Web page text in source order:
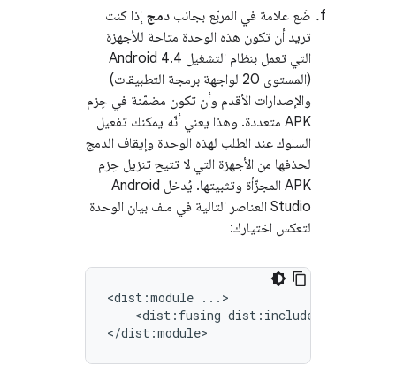
ضَع علامة في المربّع بجانب دمج إذا كنت
تريد أن تكون هذه الوحدة متاحة للأجهزة
التي تعمل بنظام التشغيل Android 4.4
(المستوى 20 لواجهة برمجة التطبيقات)
والإصدارات الأقدم وأن تكون مضمّنة في حِزم
APK متعددة. وهذا يعني أنّه يمكنك تفعيل
السلوك عند الطلب لهذه الوحدة وإيقاف الدمج
لحذفها من الأجهزة التي لا تتيح تنزيل حِزم
APK المجزّأة وتثبيتها. يُدخل Android
Studio العناصر التالية في ملف بيان الوحدة
لتعكس اختيارك:
<dist:module
<dist:fusing dist:include="true